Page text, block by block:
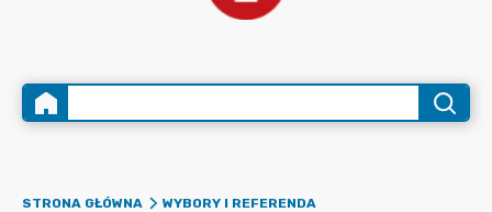
STRONA GŁÓWNA
WYBORY I REFERENDA